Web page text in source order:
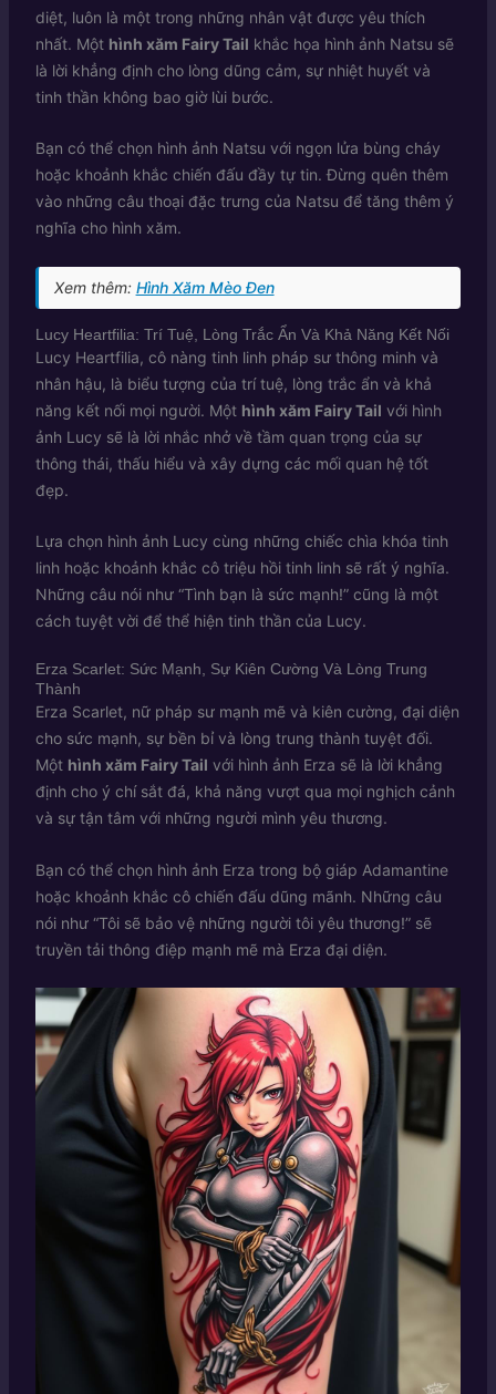
diệt, luôn là một trong những nhân vật được yêu thích
nhất. Một hình xăm Fairy Tail khắc họa hình ảnh Natsu sẽ
là lời khẳng định cho lòng dũng cảm, sự nhiệt huyết và
tinh thần không bao giờ lùi bước.
Bạn có thể chọn hình ảnh Natsu với ngọn lửa bùng cháy
hoặc khoảnh khắc chiến đấu đầy tự tin. Đừng quên thêm
vào những câu thoại đặc trưng của Natsu để tăng thêm ý
nghĩa cho hình xăm.
Xem thêm: Hình Xăm Mèo Đen
Lucy Heartfilia: Trí Tuệ, Lòng Trắc Ẩn Và Khả Năng Kết Nối
Lucy Heartfilia, cô nàng tinh linh pháp sư thông minh và
nhân hậu, là biểu tượng của trí tuệ, lòng trắc ẩn và khả
năng kết nối mọi người. Một hình xăm Fairy Tail với hình
ảnh Lucy sẽ là lời nhắc nhở về tầm quan trọng của sự
thông thái, thấu hiểu và xây dựng các mối quan hệ tốt
đẹp.
Lựa chọn hình ảnh Lucy cùng những chiếc chìa khóa tinh
linh hoặc khoảnh khắc cô triệu hồi tinh linh sẽ rất ý nghĩa.
Những câu nói như “Tình bạn là sức mạnh!” cũng là một
cách tuyệt vời để thể hiện tinh thần của Lucy.
Erza Scarlet: Sức Mạnh, Sự Kiên Cường Và Lòng Trung
Thành
Erza Scarlet, nữ pháp sư mạnh mẽ và kiên cường, đại diện
cho sức mạnh, sự bền bỉ và lòng trung thành tuyệt đối.
Một hình xăm Fairy Tail với hình ảnh Erza sẽ là lời khẳng
định cho ý chí sắt đá, khả năng vượt qua mọi nghịch cảnh
và sự tận tâm với những người mình yêu thương.
Bạn có thể chọn hình ảnh Erza trong bộ giáp Adamantine
hoặc khoảnh khắc cô chiến đấu dũng mãnh. Những câu
nói như “Tôi sẽ bảo vệ những người tôi yêu thương!” sẽ
truyền tải thông điệp mạnh mẽ mà Erza đại diện.